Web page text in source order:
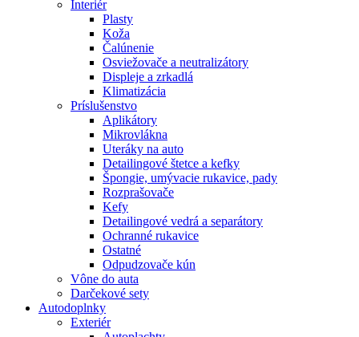
Interiér
Plasty
Koža
Čalúnenie
Osviežovače a neutralizátory
Displeje a zrkadlá
Klimatizácia
Príslušenstvo
Aplikátory
Mikrovlákna
Uteráky na auto
Detailingové štetce a kefky
Špongie, umývacie rukavice, pady
Rozprašovače
Kefy
Detailingové vedrá a separátory
Ochranné rukavice
Ostatné
Odpudzovače kún
Vône do auta
Darčekové sety
Autodoplnky
Exteriér